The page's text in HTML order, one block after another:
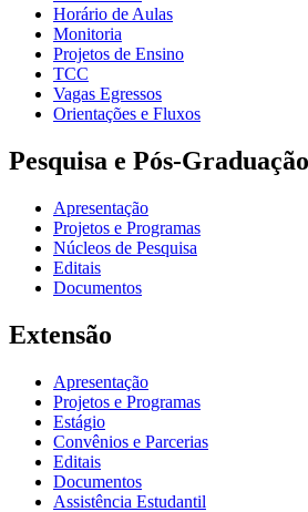
Horário de Aulas
Monitoria
Projetos de Ensino
TCC
Vagas Egressos
Orientações e Fluxos
Pesquisa e Pós-Graduação
Apresentação
Projetos e Programas
Núcleos de Pesquisa
Editais
Documentos
Extensão
Apresentação
Projetos e Programas
Estágio
Convênios e Parcerias
Editais
Documentos
Assistência Estudantil